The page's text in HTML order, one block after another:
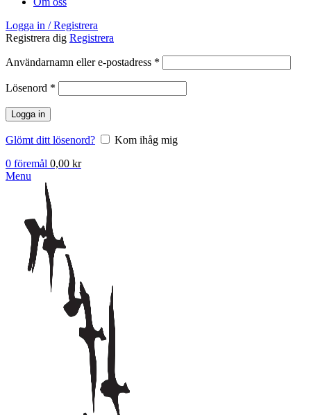
Logga in / Registrera
Registrera dig Registrera
Användarnamn eller e-postadress *
Lösenord *
Logga in
Glömt ditt lösenord?
Kom ihåg mig
0 föremål 0,00 kr
Menu